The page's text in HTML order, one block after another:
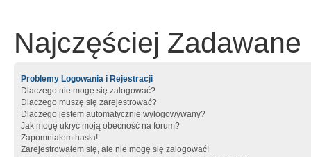
Najczęściej Zadawane
Problemy Logowania i Rejestracji
Dlaczego nie mogę się zalogować?
Dlaczego muszę się zarejestrować?
Dlaczego jestem automatycznie wylogowywany?
Jak mogę ukryć moją obecność na forum?
Zapomniałem hasła!
Zarejestrowałem się, ale nie mogę się zalogować!